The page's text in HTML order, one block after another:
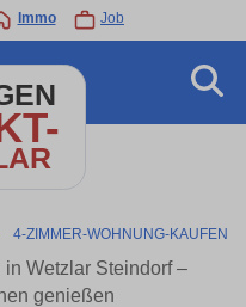
Immo Job
4-ZIMMER-WOHNUNG-KAUFEN
Wetzlar Steindorf –
genießen